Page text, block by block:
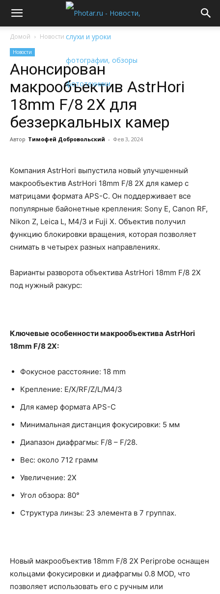
Домой Новости
Новости
Анонсирован
макрообъектив AstrHori
18mm F/8 2X для
беззеркальных камер
Автор Тимофей Добровольский - Фев 3, 2024
Компания AstrHori выпустила новый улучшенный
макрообъектив AstrHori 18mm F/8 2X для камер с
матрицами формата APS-C. Он поддерживает все
популярные байонетные крепления: Sony E, Canon RF,
Nikon Z, Leica L, M4/3 и Fuji X. Объектив получил
функцию блокировки вращения, которая позволяет
снимать в четырех разных направлениях.
Варианты разворота объектива AstrHori 18mm F/8 2X
под нужный ракурс:
Ключевые особенности макрообъектива AstrHori
18mm F/8 2X:
Фокусное расстояние: 18 mm
Крепление: E/X/RF/Z/L/M4/3
Для камер формата APS-C
Минимальная дистанция фокусировки: 5 мм
Диапазон диафрагмы: F/8 – F/28.
Вес: около 712 грамм
Увеличение: 2X
Угол обзора: 80°
Структура линзы: 23 элемента в 7 группах.
Новый макрообъектив 18mm F/8 2X Periprobe оснащен
кольцами фокусировки и диафрагмы 0.8 MOD, что
позволяет использовать его с ручным или